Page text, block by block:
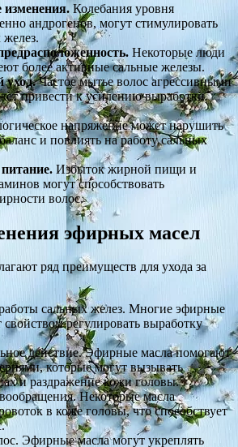
Колебания уровня
андрогенов, могут стимулировать
желез.
Некоторые люди
более активные сальные железы.
уход.Частое мытье волос агрессивными
привести к усилению выработки
напряжение может нарушить
и повлиять на работу сальных
Избыток жирной пищи и
могут способствовать
волос.
эфирных масел
ряд преимуществ для ухода за
сальных желез. Многие эфирные
регулировать выработку
действие. Эфирные масла помогают
которые могут вызывать
и раздражение кожи головы.
Некоторые масла
в коже головы, что способствует
Эфирные масла могут укреплять